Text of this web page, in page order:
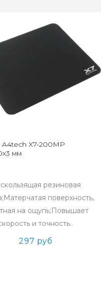
X7-200MP
мм
резиновая
поверхность,
на ощупь;Повышает
и точность..
297 руб